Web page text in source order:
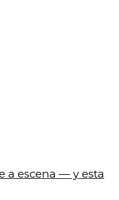
a escena — y esta